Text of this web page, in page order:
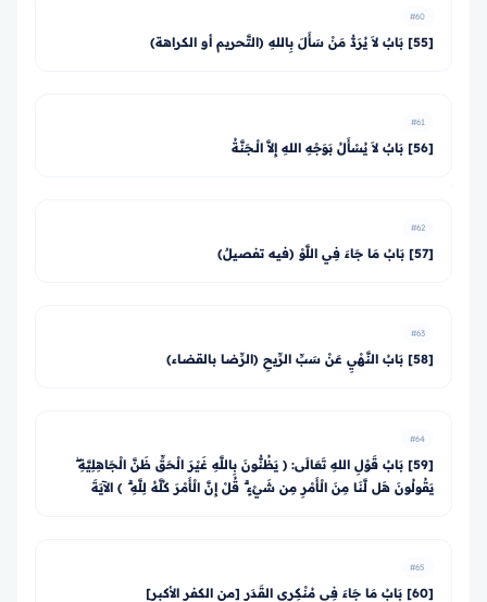
#60
[55] بَابٌ لاَ يُرَدُّ مَنْ سَأَلَ بِاللهِ (التَّحريم أو الكراهة)
#61
[56] بَابٌ لاَ يُسْأَلُ بَوَجْهِ اللهِ إِلاَّ الْـجَنَّةُ
#62
[57] بَابُ مَا جَاءَ فِي اللَّوْ (فيه تفصيلٌ)
#63
[58] بَابُ النَّهْيِ عَنْ سَبِّ الرِّيحِ (الرِّضا بالقضاء)
#64
[59] بَابُ قَوْلِ اللهِ تَعَالَى: ﴿ يَظُنُّونَ بِاللَّهِ غَيْرَ الْحَقِّ ظَنَّ الْجَاهِلِيَّةِ ۖ
يَقُولُونَ هَل لَّنَا مِنَ الْأَمْرِ مِن شَيْءٍ ۗ قُلْ إِنَّ الْأَمْرَ كُلَّهُ لِلَّهِ ۗ ﴾ الآيَةَ
#65
[60] بَابُ مَا جَاءَ فِي مُنْكِرِي القَدَرِ [من الكفر الأكبر]